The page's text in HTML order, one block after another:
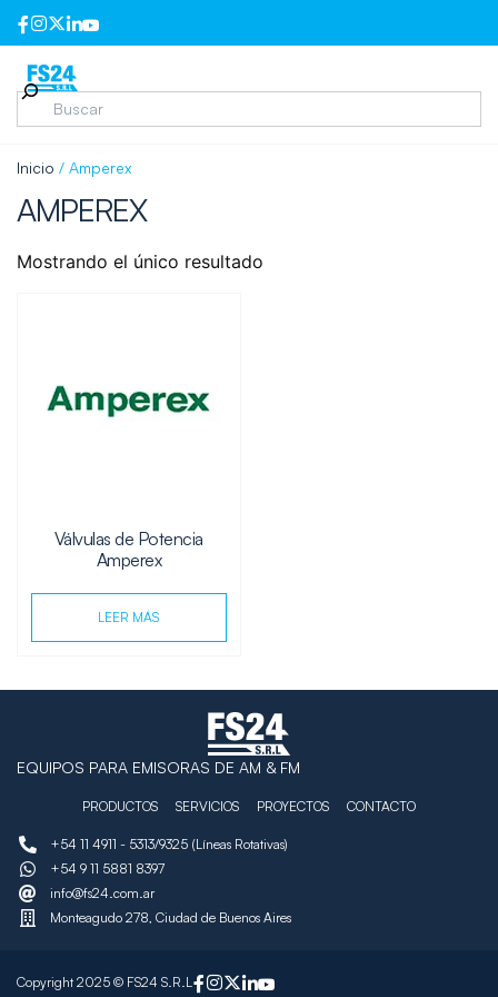
Inicio / Amperex
AMPEREX
Mostrando el único resultado
Válvulas de Potencia
Amperex
LEER MÁS
EQUIPOS PARA EMISORAS DE AM & FM
PRODUCTOS SERVICIOS PROYECTOS CONTACTO
+54 11 4911 - 5313/9325 (Líneas Rotativas)
+54 9 11 5881 8397
info@fs24.com.ar
Monteagudo 278, Ciudad de Buenos Aires
Copyright 2025 © FS24 S.R.L